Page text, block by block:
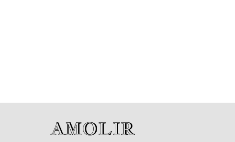
AMOLIR